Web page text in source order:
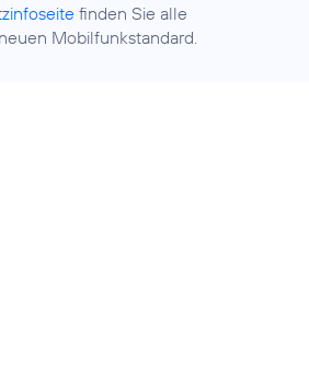
finden Sie alle
Mobilfunkstandard.